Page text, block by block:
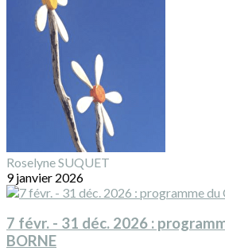
Roselyne SUQUET
9 janvier 2026
7 févr. - 31 déc. 2026 :
BORNE